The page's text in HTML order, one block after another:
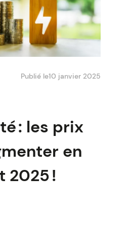
Publié le10 janvier 2025
: les prix
en
2025 !